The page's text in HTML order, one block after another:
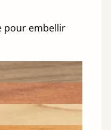
pour embellir